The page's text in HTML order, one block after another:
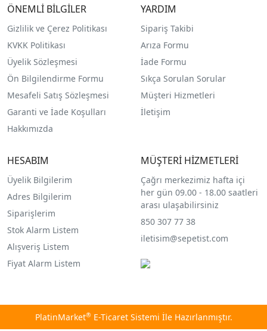
ÖNEMLİ BİLGİLER
Gizlilik ve Çerez Politikası
KVKK Politikası
Üyelik Sözleşmesi
Ön Bilgilendirme Formu
Mesafeli Satış Sözleşmesi
Garanti ve İade Koşulları
Hakkımızda
YARDIM
Sipariş Takibi
Arıza Formu
İade Formu
Sıkça Sorulan Sorular
Müşteri Hizmetleri
İletişim
HESABIM
Üyelik Bilgilerim
Adres Bilgilerim
Siparişlerim
Stok Alarm Listem
Alışveriş Listem
Fiyat Alarm Listem
MÜŞTERİ HİZMETLERİ
Çağrı merkezimiz hafta içi
her gün 09.00 - 18.00 saatleri
arası ulaşabilirsiniz
850 307 77 38
iletisim@sepetist.com
PlatinMarket®E-Ticaret Sistemi İle Hazırlanmıştır.